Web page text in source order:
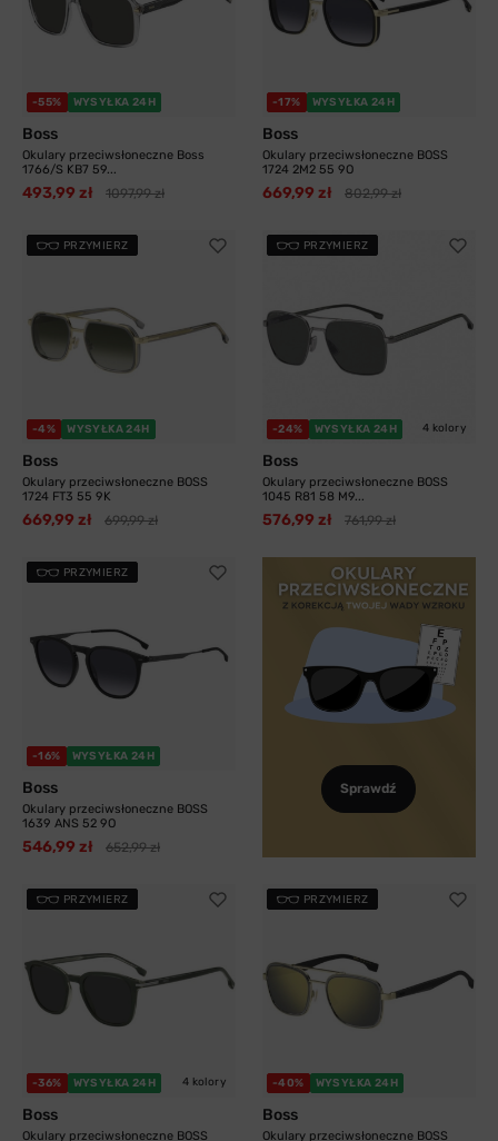
-55% WYSYŁKA 24H
Boss
Okulary przeciwsłoneczne Boss
1766/S KB7 59...
493,99 zł 1097,99 zł
-17% WYSYŁKA 24H
Boss
Okulary przeciwsłoneczne BOSS
1724 2M2 55 9O
669,99 zł 802,99 zł
PRZYMIERZ
-4% WYSYŁKA 24H
Boss
Okulary przeciwsłoneczne BOSS
1724 FT3 55 9K
669,99 zł 699,99 zł
PRZYMIERZ
-24% WYSYŁKA 24H 4 kolory
Boss
Okulary przeciwsłoneczne BOSS
1045 R81 58 M9...
576,99 zł 761,99 zł
PRZYMIERZ
-16% WYSYŁKA 24H
Boss
Okulary przeciwsłoneczne BOSS
1639 ANS 52 9O
546,99 zł 652,99 zł
Sprawdź
PRZYMIERZ
-36% WYSYŁKA 24H 4 kolory
Boss
Okulary przeciwsłoneczne BOSS
PRZYMIERZ
-40% WYSYŁKA 24H
Boss
Okulary przeciwsłoneczne BOSS